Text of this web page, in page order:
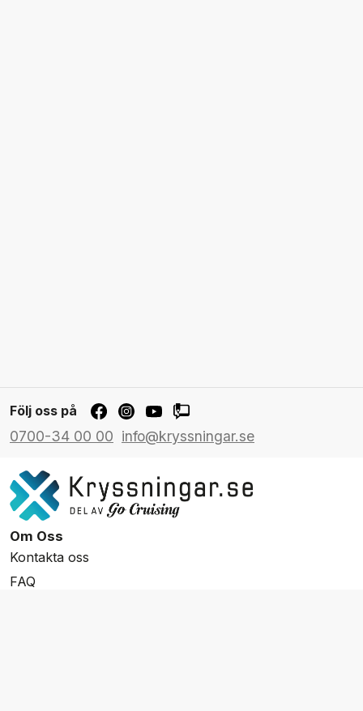
Följ oss på
0700-34 00 00 info@kryssningar.se
Om Oss
Kontakta oss
FAQ